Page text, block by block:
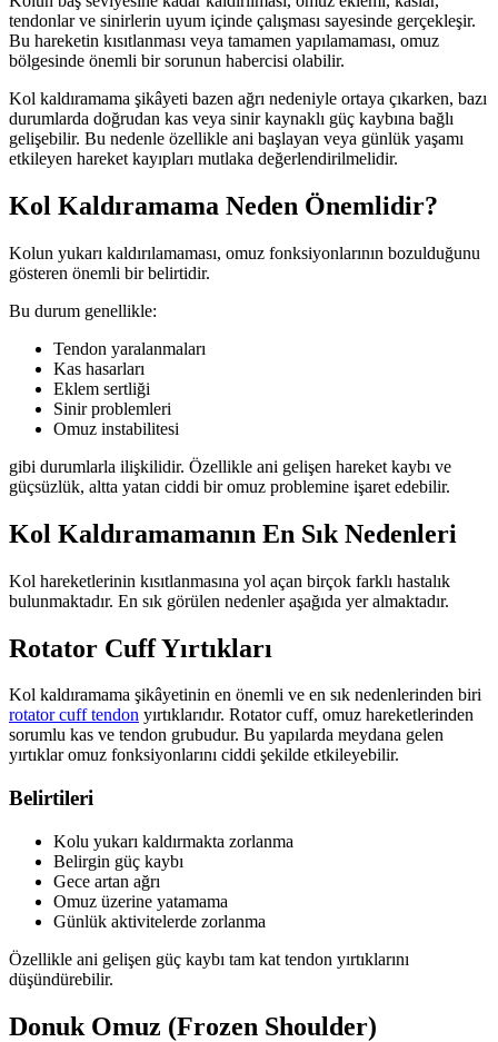
tendonlar ve sinirlerin uyum içinde çalışması sayesinde gerçekleşir.
Bu hareketin kısıtlanması veya tamamen yapılamaması, omuz
bölgesinde önemli bir sorunun habercisi olabilir.
Kol kaldıramama şikâyeti bazen ağrı nedeniyle ortaya çıkarken, bazı
durumlarda doğrudan kas veya sinir kaynaklı güç kaybına bağlı
gelişebilir. Bu nedenle özellikle ani başlayan veya günlük yaşamı
etkileyen hareket kayıpları mutlaka değerlendirilmelidir.
Kol Kaldıramama Neden Önemlidir?
Kolun yukarı kaldırılamaması, omuz fonksiyonlarının bozulduğunu
gösteren önemli bir belirtidir.
Bu durum genellikle:
Tendon yaralanmaları
Kas hasarları
Eklem sertliği
Sinir problemleri
Omuz instabilitesi
gibi durumlarla ilişkilidir. Özellikle ani gelişen hareket kaybı ve
güçsüzlük, altta yatan ciddi bir omuz problemine işaret edebilir.
Kol Kaldıramamanın En Sık Nedenleri
Kol hareketlerinin kısıtlanmasına yol açan birçok farklı hastalık
bulunmaktadır. En sık görülen nedenler aşağıda yer almaktadır.
Rotator Cuff Yırtıkları
Kol kaldıramama şikâyetinin en önemli ve en sık nedenlerinden biri
rotator cuff tendon yırtıklarıdır. Rotator cuff, omuz hareketlerinden
sorumlu kas ve tendon grubudur. Bu yapılarda meydana gelen
yırtıklar omuz fonksiyonlarını ciddi şekilde etkileyebilir.
Belirtileri
Kolu yukarı kaldırmakta zorlanma
Belirgin güç kaybı
Gece artan ağrı
Omuz üzerine yatamama
Günlük aktivitelerde zorlanma
Özellikle ani gelişen güç kaybı tam kat tendon yırtıklarını
düşündürebilir.
Donuk Omuz (Frozen Shoulder)